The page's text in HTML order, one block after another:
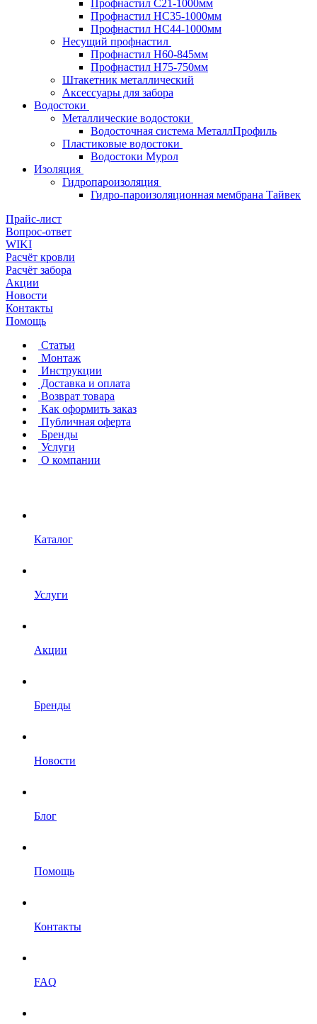
Профнастил С21-1000мм
Профнастил HC35-1000мм
Профнастил НС44-1000мм
Несущий профнастил
Профнастил Н60-845мм
Профнастил H75-750мм
Штакетник металлический
Аксессуары для забора
Водостоки
Металлические водостоки
Водосточная система МеталлПрофиль
Пластиковые водостоки
Водостоки Мурол
Изоляция
Гидропароизоляция
Гидро-пароизоляционная мембрана Тайвек
Прайс-лист
Вопрос-ответ
WIKI
Расчёт кровли
Расчёт забора
Акции
Новости
Контакты
Помощь
Статьи
Монтаж
Инструкции
Доставка и оплата
Возврат товара
Как оформить заказ
Публичная оферта
Бренды
Услуги
О компании
Каталог
Услуги
Акции
Бренды
Новости
Блог
Помощь
Контакты
FAQ